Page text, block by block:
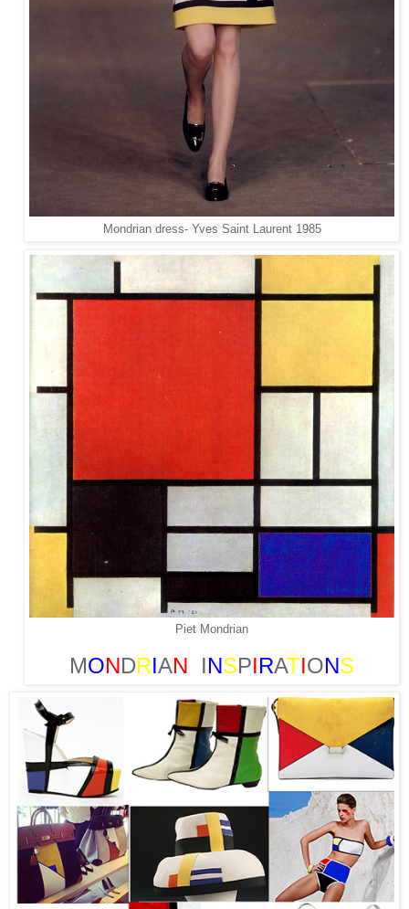
Mondrian dress- Yves Saint Laurent 1985
Piet Mondrian
MONDRIAN INSPIRATIONS